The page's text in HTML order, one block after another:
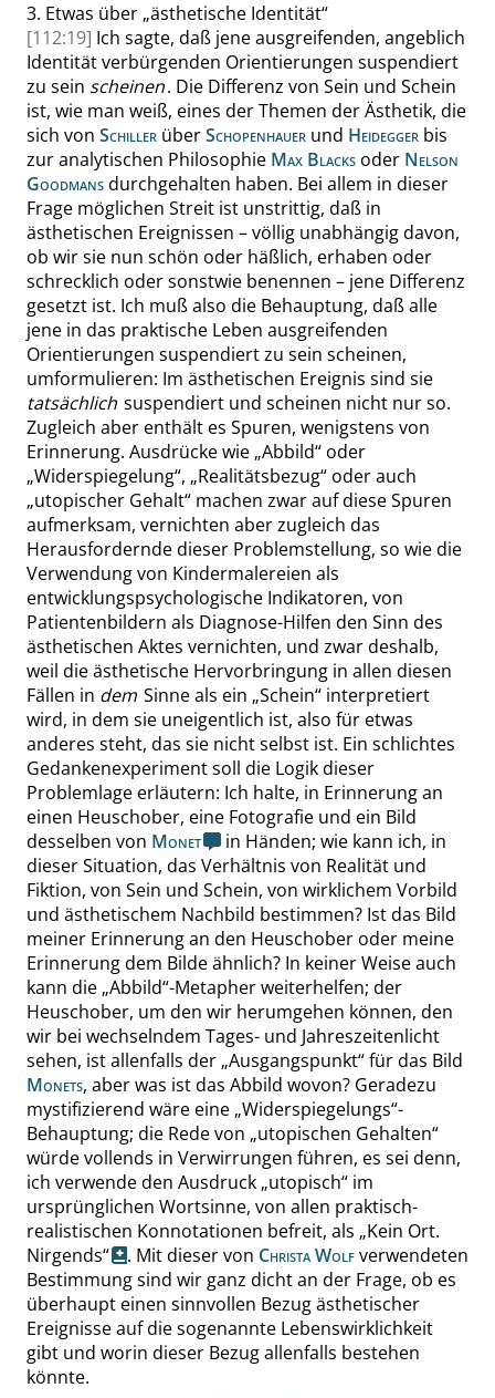
3. Etwas über „ästhetische Identität“
[112:19] Ich sagte, daß jene ausgreifenden, angeblich
Identität verbürgenden Orientierungen suspendiert
zu sein scheinen. Die Differenz von Sein und Schein
ist, wie man weiß, eines der Themen der Ästhetik, die
sich von Schiller überSchopenhauer und Heidegger bis
zur analytischen Philosophie Max Blacks oder Nelson
Goodmansdurchgehalten haben. Bei allem in dieser
Frage möglichen Streit ist unstrittig, daß in
ästhetischen Ereignissen – völlig unabhängig davon,
ob wir sie nun schön oder häßlich, erhaben oder
schrecklich oder sonstwie benennen – jene Differenz
gesetzt ist. Ich muß also die Behauptung, daß alle
jene in das praktische Leben ausgreifenden
Orientierungen suspendiert zu sein scheinen,
umformulieren: Im ästhetischen Ereignis sind sie
tatsächlich suspendiert und scheinen nicht nur so.
Zugleich aber enthält es Spuren, wenigstens von
Erinnerung. Ausdrücke wie „Abbild“ oder
„Widerspiegelung“, „Realitätsbezug“ oder auch
„utopischer Gehalt“ machen zwar auf diese Spuren
aufmerksam, vernichten aber zugleich das
Herausfordernde dieser Problemstellung, so wie die
Verwendung von Kindermalereien als
entwicklungspsychologische Indikatoren, von
Patientenbildern als Diagnose-Hilfen den Sinn des
ästhetischen Aktes vernichten, und zwar deshalb,
weil die ästhetische Hervorbringung in allen diesen
Fällen in dem Sinne als ein „Schein“interpretiert
wird, in dem sie uneigentlich ist, also für etwas
anderes steht, das sie nicht selbst ist. Ein schlichtes
Gedankenexperiment soll die Logik dieser
Problemlage erläutern: Ich halte, in Erinnerung an
einen Heuschober, eine Fotografie und ein Bild
desselben von Monet
in Händen; wie kann ich, in
dieser Situation, das Verhältnis von Realität und
Fiktion, von Sein und Schein, von wirklichem Vorbild
und ästhetischem Nachbild bestimmen? Ist das Bild
meiner Erinnerung an den Heuschober oder meine
Erinnerung dem Bilde ähnlich? In keiner Weise auch
kann die „Abbild“-Metapher weiterhelfen; der
Heuschober, um den wir herumgehen können, den
wir bei wechselndem Tages- und Jahreszeitenlicht
sehen, ist allenfalls der „Ausgangspunkt“für das Bild
Monets, aber was ist das Abbild wovon? Geradezu
mystifizierend wäre eine „Widerspiegelungs“-
Behauptung; die Rede von „utopischen Gehalten“
würde vollends in Verwirrungen führen, es sei denn,
ich verwende den Ausdruck „utopisch“ im
ursprünglichen Wortsinne, von allen praktisch-
realistischen Konnotationen befreit, als „Kein Ort.
Nirgends“ . Mit dieser von Christa Wolfverwendeten
Bestimmung sind wir ganz dicht an der Frage, ob es
überhaupt einen sinnvollen Bezug ästhetischer
Ereignisse auf die sogenannte Lebenswirklichkeit
gibt und worin dieser Bezug allenfalls bestehen
könnte.